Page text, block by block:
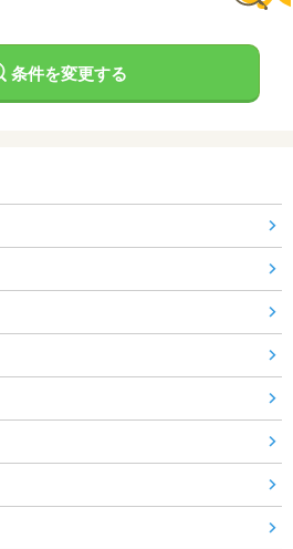
条件を変更する